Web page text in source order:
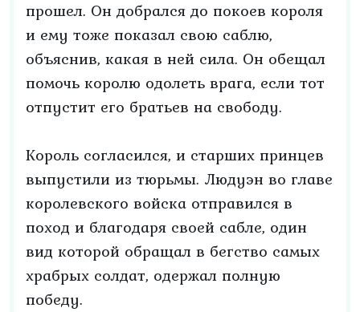
прошел. Он добрался до покоев короля
и ему тоже показал свою саблю,
объяснив, какая в ней сила. Он обещал
помочь королю одолеть врага, если тот
отпустит его братьев на свободу.
Король согласился, и старших принцев
выпустили из тюрьмы. Людуэн во главе
королевского войска отправился в
поход и благодаря своей сабле, один
вид которой обращал в бегство самых
храбрых солдат, одержал полную
победу.